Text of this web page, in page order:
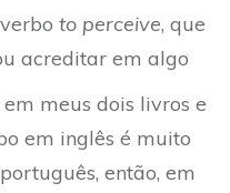
to perceive, que
acreditar em algo
meus dois livros e
em inglês é muito
então, em